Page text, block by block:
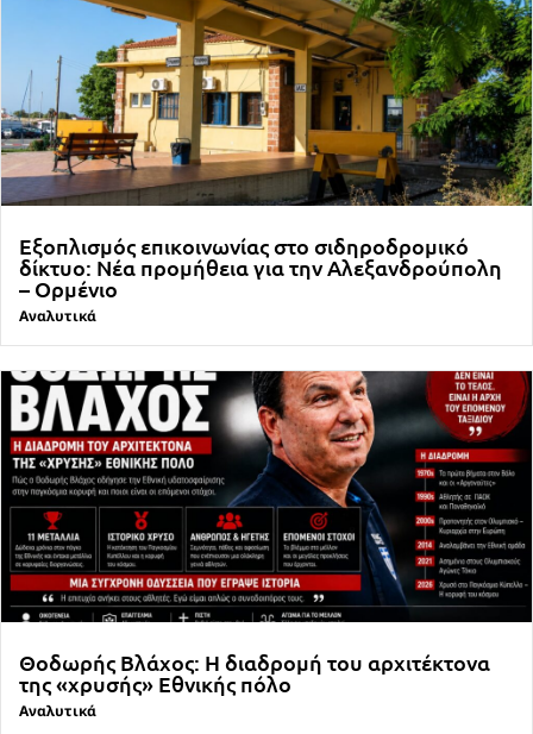
Εξοπλισμός επικοινωνίας στο σιδηροδρομικό
δίκτυο: Νέα προμήθεια για την Αλεξανδρούπολη
– Ορμένιο
Αναλυτικά
Θοδωρής Βλάχος: Η διαδρομή του αρχιτέκτονα
της «χρυσής» Εθνικής πόλο
Αναλυτικά